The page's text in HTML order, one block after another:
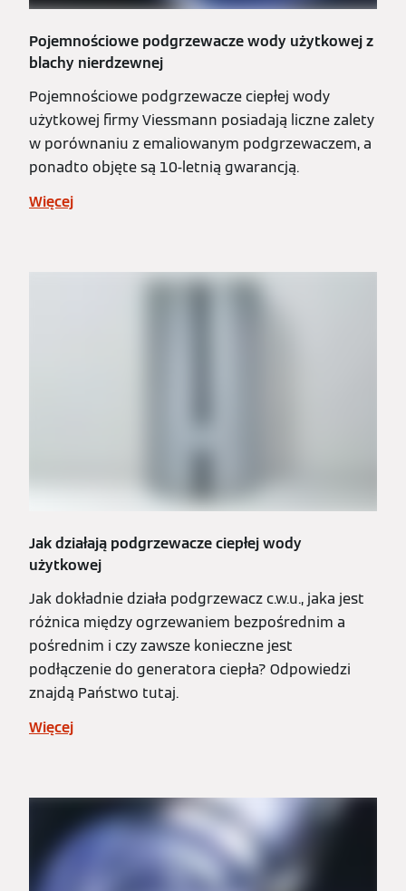
Pojemnościowe podgrzewacze wody użytkowej z
blachy nierdzewnej
Pojemnościowe podgrzewacze ciepłej wody
użytkowej firmy Viessmann posiadają liczne zalety
w porównaniu z emaliowanym podgrzewaczem, a
ponadto objęte są 10-letnią gwarancją.
Więcej
Jak działają podgrzewacze ciepłej wody
użytkowej
Jak dokładnie działa podgrzewacz c.w.u., jaka jest
różnica między ogrzewaniem bezpośrednim a
pośrednim i czy zawsze konieczne jest
podłączenie do generatora ciepła? Odpowiedzi
znajdą Państwo tutaj.
Więcej